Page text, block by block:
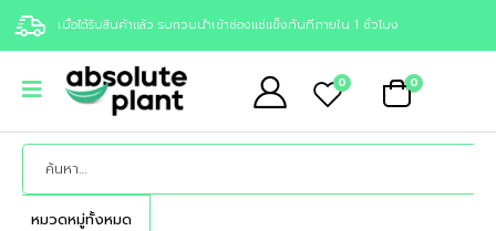
เมื่อได้รับสินค้าแล้ว รบกวนนำเข้าช่องแช่แข็งทันทีภายใน 1 ชั่วโมง
0 0